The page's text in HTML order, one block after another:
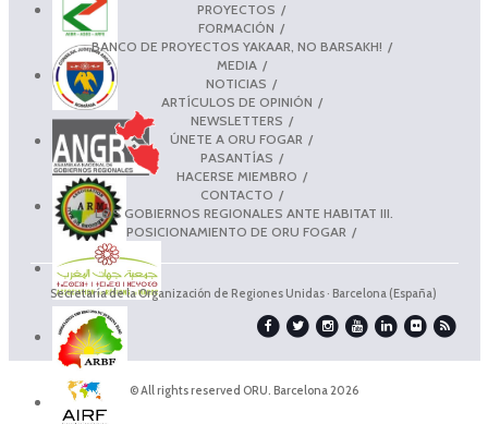
PROYECTOS
FORMACIÓN
BANCO DE PROYECTOS YAKAAR, NO BARSAKH!
MEDIA
NOTICIAS
ARTÍCULOS DE OPINIÓN
NEWSLETTERS
ÚNETE A ORU FOGAR
PASANTÍAS
HACERSE MIEMBRO
CONTACTO
LOS GOBIERNOS REGIONALES ANTE HABITAT III.
POSICIONAMIENTO DE ORU FOGAR
Secretaría de la Organización de Regiones Unidas · Barcelona (España)
© All rights reserved ORU. Barcelona 2026